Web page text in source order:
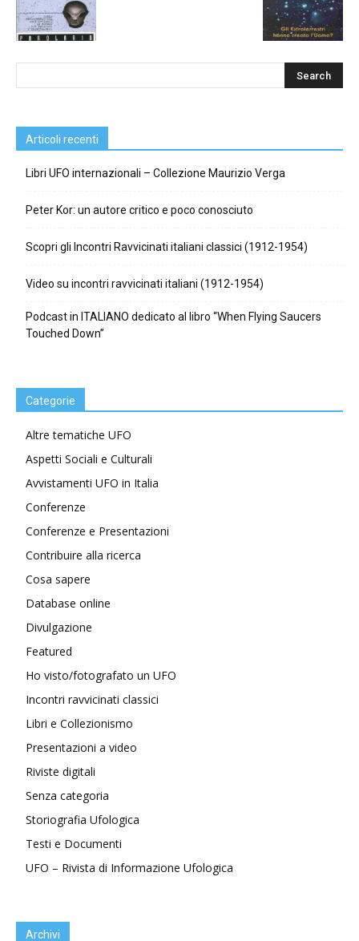
Articoli recenti
Libri UFO internazionali – Collezione Maurizio Verga
Peter Kor: un autore critico e poco conosciuto
Scopri gli Incontri Ravvicinati italiani classici (1912-1954)
Video su incontri ravvicinati italiani (1912-1954)
Podcast in ITALIANO dedicato al libro “When Flying Saucers
Touched Down”
Categorie
Altre tematiche UFO
Aspetti Sociali e Culturali
Avvistamenti UFO in Italia
Conferenze
Conferenze e Presentazioni
Contribuire alla ricerca
Cosa sapere
Database online
Divulgazione
Featured
Ho visto/fotografato un UFO
Incontri ravvicinati classici
Libri e Collezionismo
Presentazioni a video
Riviste digitali
Senza categoria
Storiografia Ufologica
Testi e Documenti
UFO – Rivista di Informazione Ufologica
Archivi